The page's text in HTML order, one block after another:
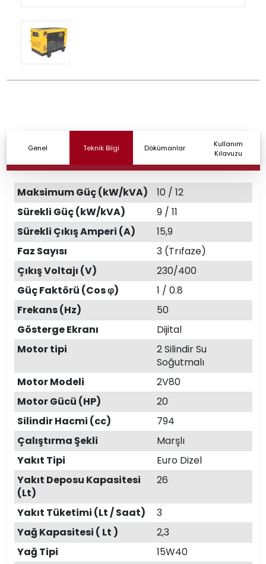
Genel Teknik Bilgi Dökümanlar
Kullanım
Kılavuzu
Maksimum Güç (kW/kVA)
10 / 12
Sürekli Güç (kW/kVA)
9 / 11
Sürekli Çıkış Amperi (A)
15,9
Faz Sayısı
3 (Trıfaze)
Çıkış Voltajı (V)
230/400
Güç Faktörü (Cos φ)
1 / 0.8
Frekans (Hz)
50
Gösterge Ekranı
Dijital
Motor tipi
2 Silindir Su
Soğutmalı
Motor Modeli
2V80
Motor Gücü (HP)
20
Silindir Hacmi (cc)
794
Çalıştırma Şekli
Marşlı
Yakıt Tipi
Euro Dizel
Yakıt Deposu Kapasitesi
(Lt)
26
Yakıt Tüketimi (Lt / Saat)
3
Yağ Kapasitesi ( Lt )
2,3
Yağ Tipi
15W40